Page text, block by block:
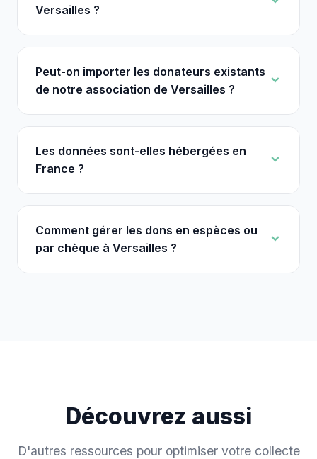
Versailles ?
Peut-on importer les donateurs existants
de notre association de Versailles ?
Les données sont-elles hébergées en
France ?
Comment gérer les dons en espèces ou
par chèque à Versailles ?
Découvrez aussi
D'autres ressources pour optimiser votre collecte